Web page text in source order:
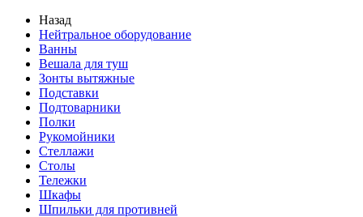
Назад
Нейтральное оборудование
Ванны
Вешала для туш
Зонты вытяжные
Подставки
Подтоварники
Полки
Рукомойники
Стеллажи
Столы
Тележки
Шкафы
Шпильки для противней